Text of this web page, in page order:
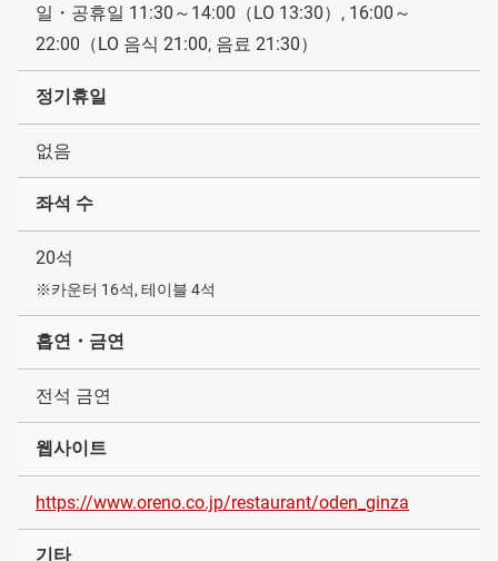
일・공휴일 11:30～14:00（LO 13:30）, 16:00～
22:00（LO 음식 21:00, 음료 21:30）
정기휴일
없음
좌석 수
20석
※카운터 16석, 테이블 4석
흡연・금연
전석 금연
웹사이트
https://www.oreno.co.jp/restaurant/oden_ginza
기타